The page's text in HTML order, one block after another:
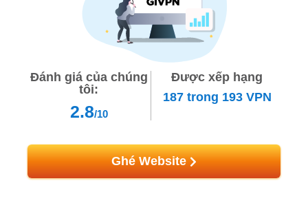
Đánh giá của chúng
tôi:
2.8/10
Được xếp hạng
187 trong 193VPN
Ghé Website